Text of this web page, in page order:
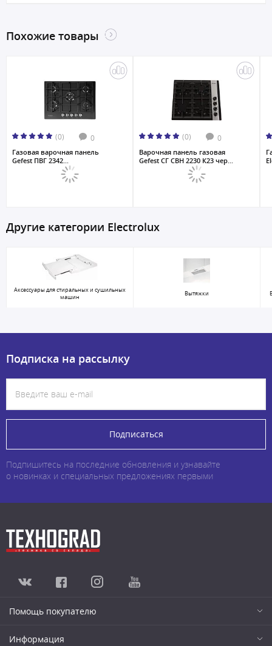
Похожие товары
(0) 0
Газовая варочная панель
Gefest ПВГ 2342...
(0) 0
Варочная панель газовая
Gefest СГ СВН 2230 К23 чер...
Другие категории Electrolux
Аксессуары для стиральных и сушильных
машин
Вытяжки
Подписка на рассылку
Подписаться
Подпишитесь на последние обновления и узнавайте
о новинках и специальных предложениях первыми
Помощь покупателю
Информация